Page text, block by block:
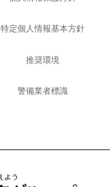
特定個人情報基本方針
推奨環境
警備業者標識